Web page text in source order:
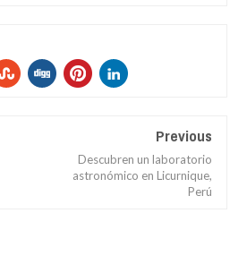
Previous
Descubren un laboratorio
astronómico en Licurnique,
Perú